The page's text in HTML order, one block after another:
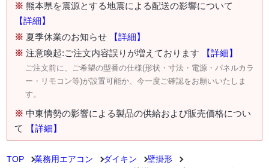
※ 熊本県を震源とする地震による配送の影響について
【詳細】
※ 夏季休業のお知らせ
【詳細】
※ 注意喚起:ご注文内容誤りが増えております 【詳細】
ご注文前に、ご希望の型番の仕様(形状・寸法・電源・パネルカラ
ー・リモコン等)が設置可能か、今一度ご確認をお願いいたしま
す。
※ 中東情勢の影響による製品の供給および販売価格につい
て
【詳細】
TOP 業務用エアコン ダイキン
壁掛形